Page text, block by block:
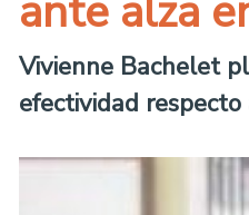
ante alza
Vivienne Bachelet
efectividad respecto